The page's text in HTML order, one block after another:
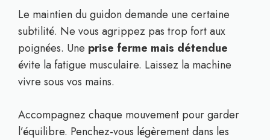
Le maintien du guidon demande une certaine
subtilité. Ne vous agrippez pas trop fort aux
poignées. Une prise ferme mais détendue
évite la fatigue musculaire. Laissez la machine
vivre sous vos mains.
Accompagnez chaque mouvement pour garder
l’équilibre. Penchez-vous légèrement dans les